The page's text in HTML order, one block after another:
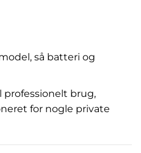
så batteri og
brug,
for nogle private